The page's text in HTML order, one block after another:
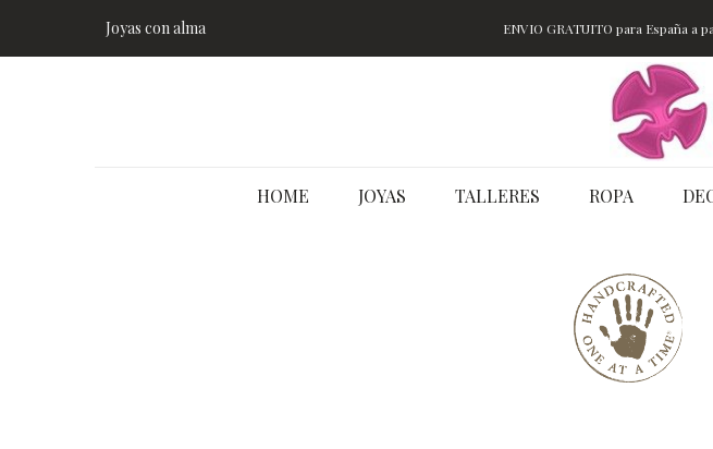
Joyas con alma ENVIO GRATUITO para España a
HOME JOYAS TALLERES ROPA